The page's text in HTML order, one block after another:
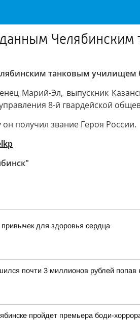
танковым
Марий-Эл, выпускник
8-й гвардейской
получил звание Героя России.
для здоровья сердца
почти 3 миллионов рублей
пройдет премьера боди-